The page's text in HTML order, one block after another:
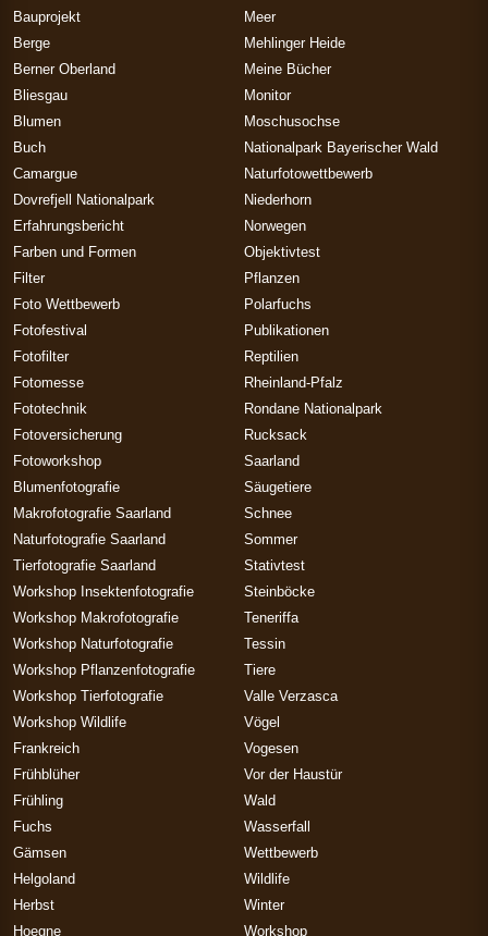
Bauprojekt
Berge
Berner Oberland
Bliesgau
Blumen
Buch
Camargue
Dovrefjell Nationalpark
Erfahrungsbericht
Farben und Formen
Filter
Foto Wettbewerb
Fotofestival
Fotofilter
Fotomesse
Fototechnik
Fotoversicherung
Fotoworkshop
Blumenfotografie
Makrofotografie Saarland
Naturfotografie Saarland
Tierfotografie Saarland
Workshop Insektenfotografie
Workshop Makrofotografie
Workshop Naturfotografie
Workshop Pflanzenfotografie
Workshop Tierfotografie
Workshop Wildlife
Frankreich
Frühblüher
Frühling
Fuchs
Gämsen
Helgoland
Herbst
Hoegne
Meer
Mehlinger Heide
Meine Bücher
Monitor
Moschusochse
Nationalpark Bayerischer Wald
Naturfotowettbewerb
Niederhorn
Norwegen
Objektivtest
Pflanzen
Polarfuchs
Publikationen
Reptilien
Rheinland-Pfalz
Rondane Nationalpark
Rucksack
Saarland
Säugetiere
Schnee
Sommer
Stativtest
Steinböcke
Teneriffa
Tessin
Tiere
Valle Verzasca
Vögel
Vogesen
Vor der Haustür
Wald
Wasserfall
Wettbewerb
Wildlife
Winter
Workshop